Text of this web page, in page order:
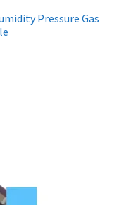
Pressure Gas